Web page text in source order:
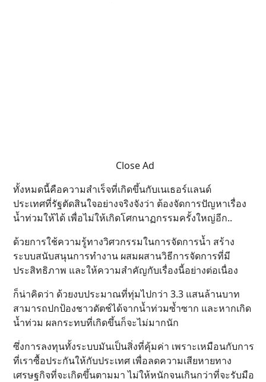
Close Ad
ทั้งหมดนี้คือความสำเร็จที่เกิดขึ้นกับเนเธอร์แลนด์
ประเทศที่รัฐตัดสินใจอย่างจริงจังว่า ต้องจัดการปัญหาเรื่อง
น้ำท่วมให้ได้ เพื่อไม่ให้เกิดโศกนาฏกรรมครั้งใหญ่อีก..
ด้วยการใช้ความรู้ทางวิศวกรรมในการจัดการน้ำ สร้าง
ระบบสนับสนุนการทำงาน ผสมผสานวิธีการจัดการที่มี
ประสิทธิภาพ และให้ความสำคัญกับเรื่องนี้อย่างต่อเนื่อง
ก็น่าคิดว่า ด้วยงบประมาณที่ทุ่มไปกว่า 3.3 แสนล้านบาท
สามารถปกป้องชาวดัตช์ได้จากน้ำท่วมซ้ำซาก และหากเกิด
น้ำท่วม ผลกระทบที่เกิดขึ้นก็จะไม่มากนัก
ซึ่งการลงทุนทั้งระบบมันเป็นสิ่งที่คุ้มค่า เพราะเหมือนกับการ
ที่เราซื้อประกันให้กับประเทศ เพื่อลดความเสียหายทาง
เศรษฐกิจที่จะเกิดขึ้นตามมา ไม่ให้หนักจนเกินกว่าที่จะรับมือ